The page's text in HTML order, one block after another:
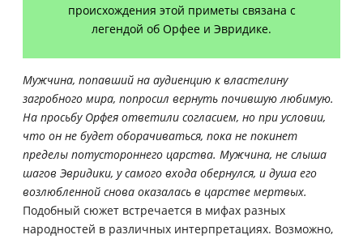
происхождения этой приметы связана с
легендой об Орфее и Эвридике.
Мужчина, попавший на аудиенцию к властелину
загробного мира, попросил вернуть почившую любимую.
На просьбу Орфея ответили согласием, но при условии,
что он не будет оборачиваться, пока не покинет
пределы потустороннего царства. Мужчина, не слыша
шагов Эвридики, у самого входа обернулся, и душа его
возлюбленной снова оказалась в царстве мертвых.
Подобный сюжет встречается в мифах разных
народностей в различных интерпретациях. Возможно,